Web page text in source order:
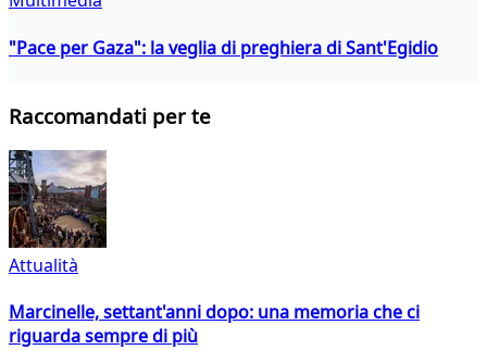
"Pace per Gaza": la veglia di preghiera di Sant'Egidio
Raccomandati per te
Attualità
Marcinelle, settant'anni dopo: una memoria che ci
riguarda sempre di più